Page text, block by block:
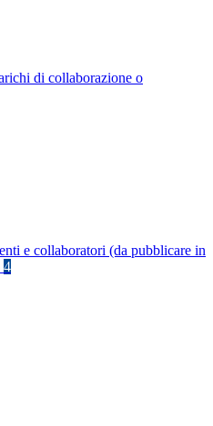
di collaborazione o
e collaboratori (da pubblicare in
4